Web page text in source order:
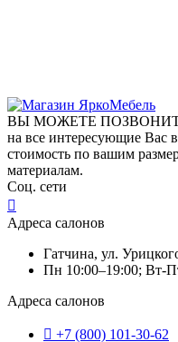
ВЫ МОЖЕТЕ ПОЗВОНИТЬ
на все интересующие Вас
стоимость по вашим
материалам.
Соц. сети
Адреса салонов
Гатчина, ул.
Пн 10:00–19:00; Вт-
Адреса салонов
+7 (800) 101-30-62